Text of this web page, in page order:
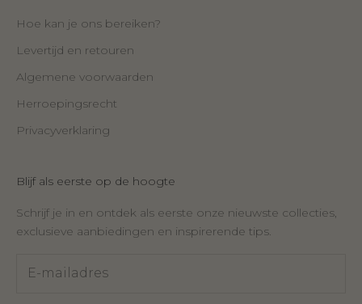
Hoe kan je ons bereiken?
Levertijd en retouren
Algemene voorwaarden
Herroepingsrecht
Privacyverklaring
Blijf als eerste op de hoogte
Schrijf je in en ontdek als eerste onze nieuwste collecties,
exclusieve aanbiedingen en inspirerende tips.